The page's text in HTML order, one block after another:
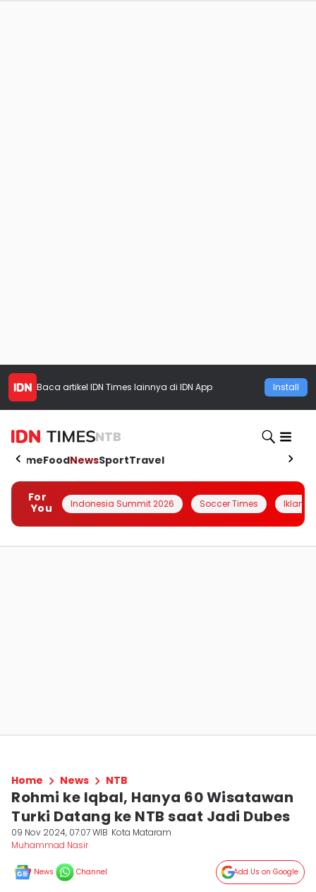
Baca artikel IDN Times lainnya di IDN App Install
NTB
HomeFoodNewsSportTravel
For
You
Indonesia Summit 2026 Soccer Times Iklanin
Home News NTB
Rohmi ke Iqbal, Hanya 60 Wisatawan
Turki Datang ke NTB saat Jadi Dubes
09 Nov 2024, 07:07 WIB Kota Mataram
Muhammad Nasir
News Channel Add Us on Google